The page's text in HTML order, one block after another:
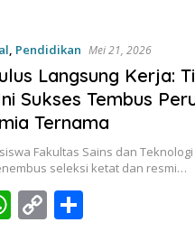
at
s
A
p
p
p
y
Li
n
k
ar
e
, Pendidikan Mei 21, 2026
Langsung Kerja:
Sukses Tembus
Ternama
Fakultas Sains dan Teknologi
seleksi ketat dan resmi…
W C S